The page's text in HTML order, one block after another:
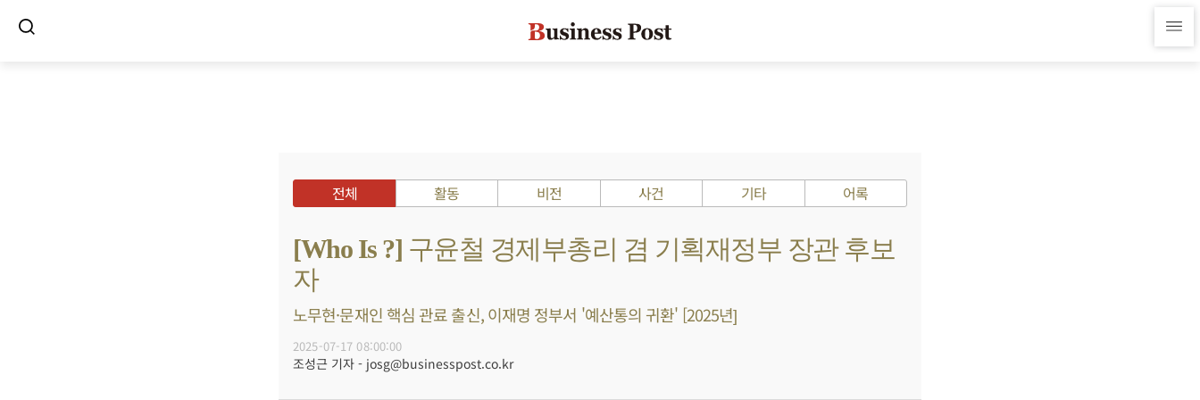
전체 활동 비전 사건 기타 어록
[Who Is ?] 구윤철 경제부총리 겸 기획재정부 장관 후보
자
노무현·문재인 핵심 관료 출신, 이재명 정부서 '예산통의 귀환' [2025년]
2025-07-17 08:00:00
조성근 기자 - josg@businesspost.co.kr